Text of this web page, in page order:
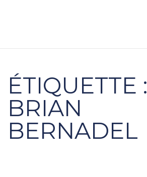
ÉTIQUETTE :
BRIAN
BERNADEL